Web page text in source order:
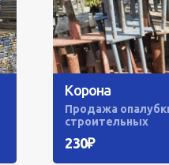
Корона
Продажа
строительных
230₽